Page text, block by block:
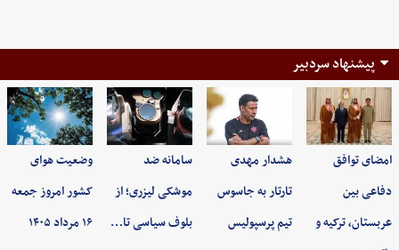
پیشنهاد سردبیر
امضای توافق
دفاعی بین
عربستان، ترکیه و
هشدار مهدی
تارتار به جاسوس
تیم پرسپولیس
سامانه ضد
موشکی لیزری؛ از
بلوف سیاسی تا…
وضعیت هوای
کشور امروز جمعه
۱۶ مرداد ۱۴۰۵